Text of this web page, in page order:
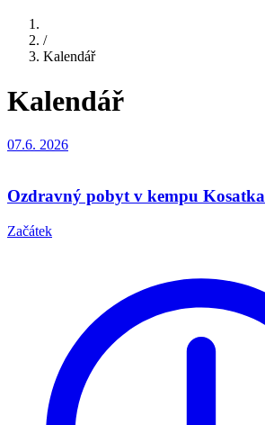
/
Kalendář
Kalendář
07.6. 2026
Ozdravný pobyt v kempu Kosatka
Začátek